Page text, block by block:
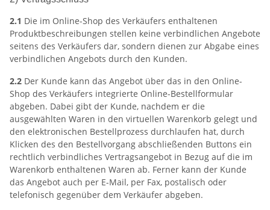
2.1 Die im Online-Shop des Verkäufers enthaltenen
Produktbeschreibungen stellen keine verbindlichen Angebote
seitens des Verkäufers dar, sondern dienen zur Abgabe eines
verbindlichen Angebots durch den Kunden.
2.2 Der Kunde kann das Angebot über das in den Online-
Shop des Verkäufers integrierte Online-Bestellformular
abgeben. Dabei gibt der Kunde, nachdem er die
ausgewählten Waren in den virtuellen Warenkorb gelegt und
den elektronischen Bestellprozess durchlaufen hat, durch
Klicken des den Bestellvorgang abschließenden Buttons ein
rechtlich verbindliches Vertragsangebot in Bezug auf die im
Warenkorb enthaltenen Waren ab. Ferner kann der Kunde
das Angebot auch per E-Mail, per Fax, postalisch oder
telefonisch gegenüber dem Verkäufer abgeben.